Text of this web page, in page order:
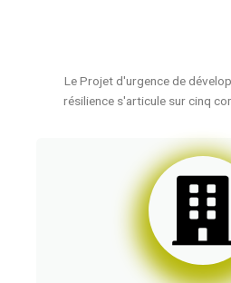
Le Projet d'urgence de
résilience s'articule sur cinq